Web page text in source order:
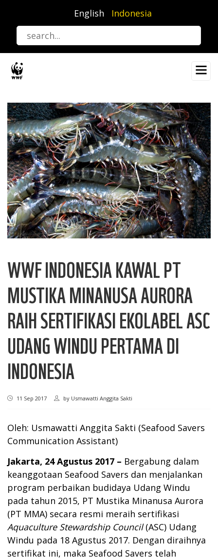
utama
English Indonesia
WWF INDONESIA KAWAL PT
MUSTIKA MINANUSA AURORA
RAIH SERTIFIKASI EKOLABEL ASC
UDANG WINDU PERTAMA DI
INDONESIA
11 Sep 2017 by Usmawatti Anggita Sakti
Oleh: Usmawatti Anggita Sakti (Seafood Savers
Communication Assistant)
Jakarta, 24 Agustus 2017 – Bergabung dalam
keanggotaan Seafood Savers dan menjalankan
program perbaikan budidaya Udang Windu
pada tahun 2015, PT Mustika Minanusa Aurora
(PT MMA) secara resmi meraih sertifikasi
Aquaculture Stewardship Council(ASC) Udang
Windu pada 18 Agustus 2017. Dengan diraihnya
sertifikat ini, maka Seafood Savers telah